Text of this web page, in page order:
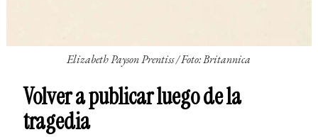
Elizabeth Payson Prentiss /Foto: Britannica
Volver a publicar luego de la
tragedia